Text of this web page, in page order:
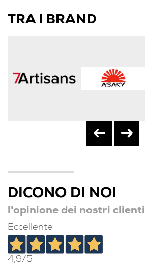
TRA I BRAND
DICONO DI NOI
l'opinione dei nostri clienti
Eccellente
4,9/5